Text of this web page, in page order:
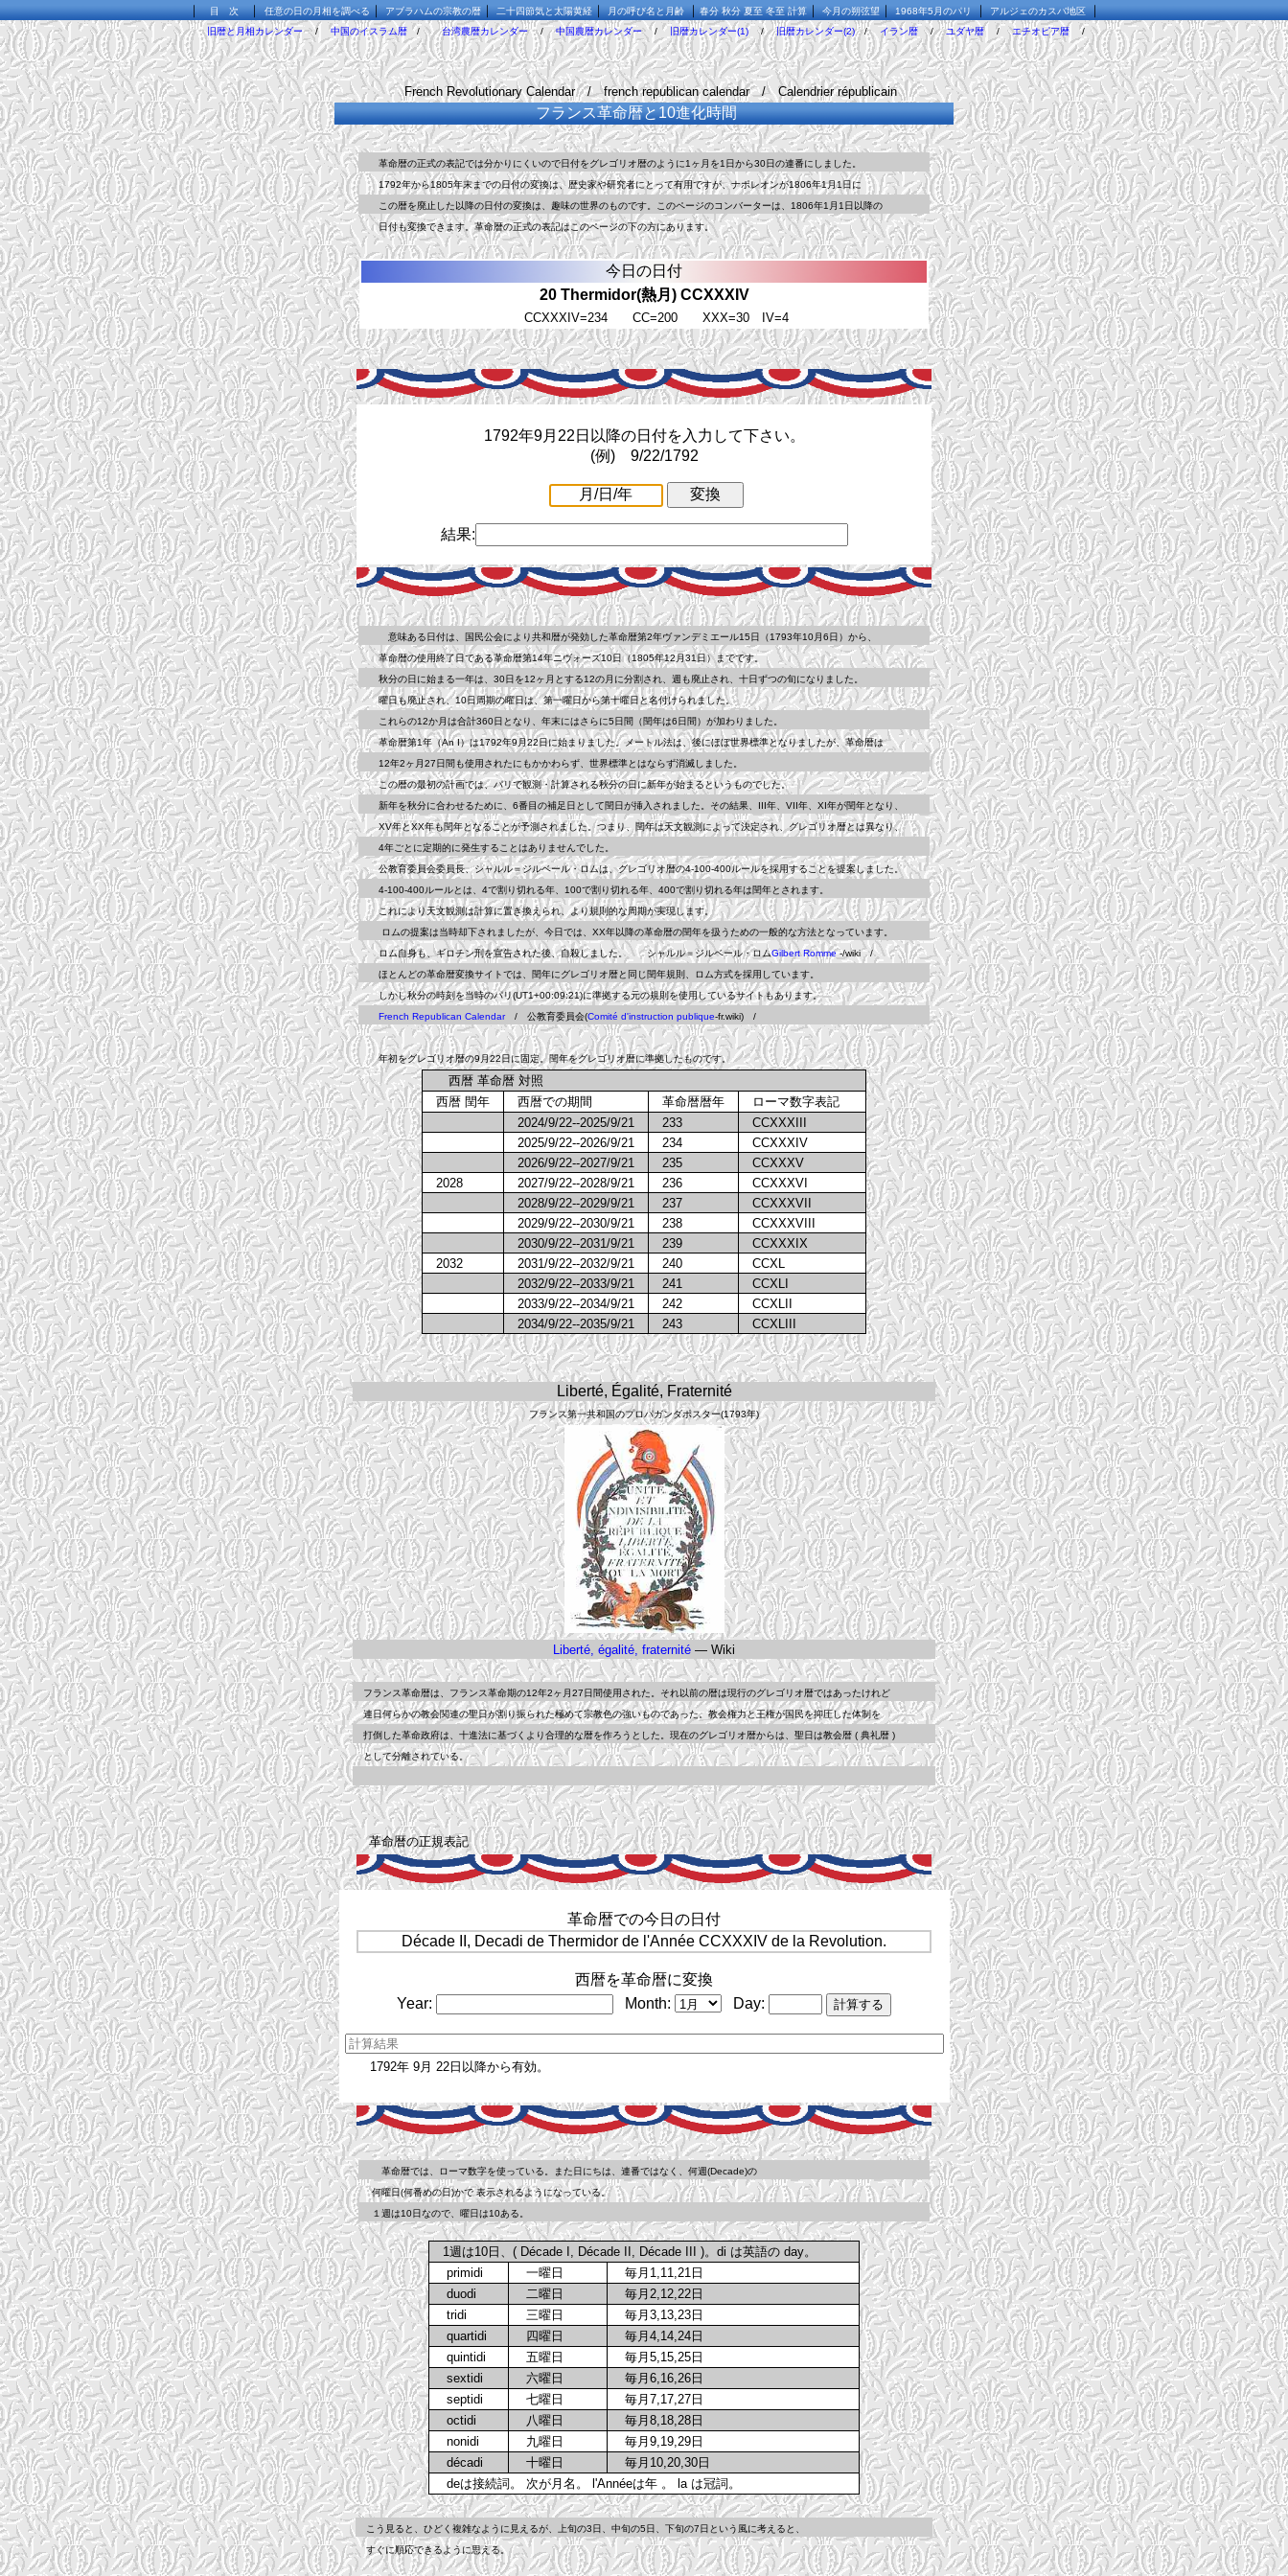
｜目 次｜ 任意の日の月相を調べる｜ アブラハムの宗教の暦｜ 二十四節気と太陽黄経｜ 月の呼び名と月齢 ｜春分 秋分 夏至 冬至 計算｜ 今月の朔弦望｜ 1968年5月のパリ｜ アルジェのカスバ地区｜
旧暦と月相カレンダー/中国のイスラム暦/ 台湾農暦カレンダー/中国農暦カレンダー/ 旧暦カレンダー(1) /旧暦カレンダー(2)/ イラン暦 /ユダヤ暦 /エチオピア暦 /
French Revolutionary Calendar / french republican calendar / Calendrier républicain
フランス革命暦と10進化時間
革命暦の正式の表記では分かりにくいので日付をグレゴリオ暦のように1ヶ月を1日から30日の連番にしました。
1792年から1805年末までの日付の変換は、歴史家や研究者にとって有用ですが、ナポレオンが1806年1月1日に
この暦を廃止した以降の日付の変換は、趣味の世界のものです。このページのコンバーターは、1806年1月1日以降の
日付も変換できます。革命暦の正式の表記はこのページの下の方にあります。
今日の日付
CCXXXIV=234 CC=200 XXX=30 IV=4
1792年9月22日以降の日付を入力して下さい。
(例) 9/22/1792
結果:
意味ある日付は、国民公会により共和暦が発効した革命暦第2年ヴァンデミエール15日（1793年10月6日）から、
革命暦の使用終了日である革命暦第14年ニヴォーズ10日（1805年12月31日）までです。
秋分の日に始まる一年は、30日を12ヶ月とする12の月に分割され、週も廃止され、十日ずつの旬になりました。
曜日も廃止され、10日周期の曜日は、第一曜日から第十曜日と名付けられました。
これらの12か月は合計360日となり、年末にはさらに5日間（閏年は6日間）が加わりました。
革命暦第1年（An I）は1792年9月22日に始まりました。メートル法は、後にほぼ世界標準となりましたが、革命暦は
12年2ヶ月27日間も使用されたにもかかわらず、世界標準とはならず消滅しました。
この暦の最初の計画では、パリで観測・計算される秋分の日に新年が始まるというものでした。
新年を秋分に合わせるために、6番目の補足日として閏日が挿入されました。その結果、III年、VII年、XI年が閏年となり、
XV年とXX年も閏年となることが予測されました。つまり、閏年は天文観測によって決定され、グレゴリオ暦とは異なり、
4年ごとに定期的に発生することはありませんでした。
公教育委員会委員長、シャルル＝ジルベール・ロムは、グレゴリオ暦の4-100-400ルールを採用することを提案しました。
4-100-400ルールとは、4で割り切れる年、100で割り切れる年、400で割り切れる年は閏年とされます。
これにより天文観測は計算に置き換えられ、より規則的な周期が実現します。
ロムの提案は当時却下されましたが、今日では、XX年以降の革命暦の閏年を扱うための一般的な方法となっています。
ロム自身も、ギロチン刑を宣告された後、自殺しました。 シャルル＝ジルベール・ロムGilbert Romme-/wiki /
ほとんどの革命暦変換サイトでは、閏年にグレゴリオ暦と同じ閏年規則、ロム方式を採用しています。
しかし秋分の時刻を当時のパリ(UT1+00:09:21)に準拠する元の規則を使用しているサイトもあります。
French Republican Calendar/ 公教育委員会(Comité d'instruction publique-fr.wiki) /
年初をグレゴリオ暦の9月22日に固定。閏年をグレゴリオ暦に準拠したものです。
西暦 革命暦 対照
西暦 閏年
西暦での期間 革命暦暦年
ローマ数字表記
2024/9/22--2025/9/21
233
CCXXXIII
2025/9/22--2026/9/21
234
CCXXXIV
2026/9/22--2027/9/21
235
CCXXXV
2028
2027/9/22--2028/9/21 236
CCXXXVI
2028/9/22--2029/9/21
237
CCXXXVII
2029/9/22--2030/9/21
238
CCXXXVIII
2030/9/22--2031/9/21
239
CCXXXIX
2032
2031/9/22--2032/9/21 240
CCXL
2032/9/22--2033/9/21
241
CCXLI
2033/9/22--2034/9/21
242
CCXLII
2034/9/22--2035/9/21
243 CCXLIII
Liberté, Égalité, Fraternité
フランス第一共和国のプロパガンダポスター(1793年)
Liberté, égalité, fraternité — Wiki
フランス革命暦は、フランス革命期の12年2ヶ月27日間使用された。それ以前の暦は現行のグレゴリオ暦ではあったけれど
連日何らかの教会関連の聖日が割り振られた極めて宗教色の強いものであった。教会権力と王権が国民を抑圧した体制を
打倒した革命政府は、十進法に基づくより合理的な暦を作ろうとした。現在のグレゴリオ暦からは、聖日は教会暦 ( 典礼暦 )
として分離されている。
革命暦の正規表記
革命暦での今日の日付
Décade II, Decadi de Thermidor de l'Année CCXXXIV de la Revolution.
西暦を革命暦に変換
Year:
Month: Day:
1792年 9月 22日以降から有効。
革命暦では、ローマ数字を使っている。また日にちは、連番ではなく、何週(Decade)の
何曜日(何番めの日)かで 表示されるようになっている。
１週は10日なので、曜日は10ある。
1週は10日、( Décade I, Décade II, Décade III )。di は英語の day。
primidi
一曜日
毎月1,11,21日
duodi
二曜日
毎月2,12,22日
tridi
三曜日
毎月3,13,23日
quartidi
四曜日
毎月4,14,24日
quintidi
五曜日
毎月5,15,25日
sextidi
六曜日
毎月6,16,26日
septidi
七曜日
毎月7,17,27日
octidi
八曜日
毎月8,18,28日
nonidi
九曜日
毎月9,19,29日
décadi
十曜日
毎月10,20,30日
deは接続詞。 次が月名。 l'Annéeは年 。 la は冠詞。
こう見ると、ひどく複雑なように見えるが、上旬の3日、中旬の5日、下旬の7日という風に考えると、
すぐに順応できるように思える。